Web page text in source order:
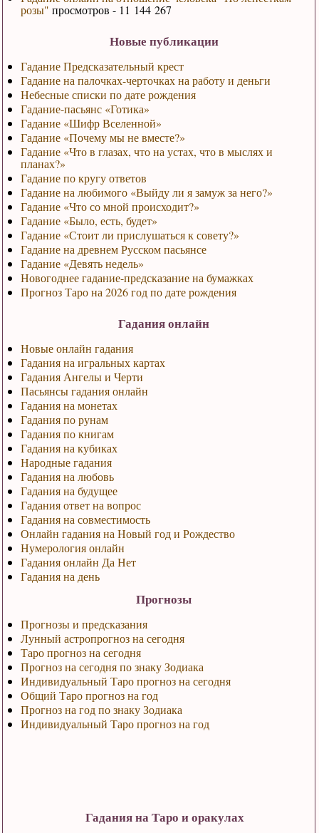
розы" просмотров - 11 144 267
Новые публикации
Гадание Предсказательный крест
Гадание на палочках-черточках на работу и деньги
Небесные списки по дате рождения
Гадание-пасьянс «Готика»
Гадание «Шифр Вселенной»
Гадание «Почему мы не вместе?»
Гадание «Что в глазах, что на устах, что в мыслях и
планах?»
Гадание по кругу ответов
Гадание на любимого «Выйду ли я замуж за него?»
Гадание «Что со мной происходит?»
Гадание «Было, есть, будет»
Гадание «Стоит ли прислушаться к совету?»
Гадание на древнем Русском пасьянсе
Гадание «Девять недель»
Новогоднее гадание-предсказание на бумажках
Прогноз Таро на 2026 год по дате рождения
Гадания онлайн
Новые онлайн гадания
Гадания на игральных картах
Гадания Ангелы и Черти
Пасьянсы гадания онлайн
Гадания на монетах
Гадания по рунам
Гадания по книгам
Гадания на кубиках
Народные гадания
Гадания на любовь
Гадания на будущее
Гадания ответ на вопрос
Гадания на совместимость
Онлайн гадания на Новый год и Рождество
Нумерология онлайн
Гадания онлайн Да Нет
Гадания на день
Прогнозы
Прогнозы и предсказания
Лунный астропрогноз на сегодня
Таро прогноз на сегодня
Прогноз на сегодня по знаку Зодиака
Индивидуальный Таро прогноз на сегодня
Общий Таро прогноз на год
Прогноз на год по знаку Зодиака
Индивидуальный Таро прогноз на год
Гадания на Таро и оракулах